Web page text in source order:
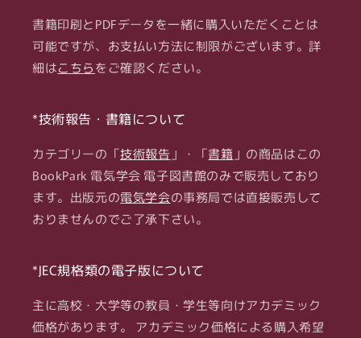
書籍印刷とPDFデータを一緒に購入いただくことは
可能ですが、お支払い方法に制限がございます。詳
細はこちらをご確認ください。
*技術報告・書籍について
カテゴリーの「技術報告 」・「書籍 」の商品はこの
BookPark 電気学会 電子図書館のみで販売しており
ます。出版元の電気学会の事務局では直接販売して
おりませんのでご了承下さい。
*JEC規格類の電子版について
主に高校・大学等の教員・学生等向けアカデミック
価格があります。 アカデミック価格による購入希望